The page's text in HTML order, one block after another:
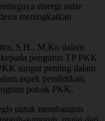
sinergi antar
meningkatkan
S.H., M.Kn dalam
pengurus TP PKK
sangat penting dalam
aspek pendidikan,
pokok PKK.
untuk membangun